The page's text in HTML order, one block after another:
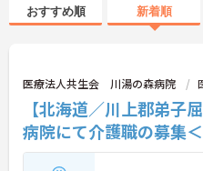
おすすめ順 新着順
医療法人共生会 川湯の森病院
【北海道／川上郡弟
病院にて介護職の募集